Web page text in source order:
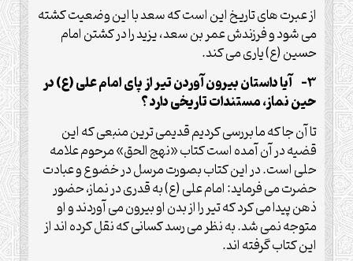
از عبرت های تاریخ این است که سعد با این وضعیت کشته
می شود و فرزندش عمر بن سعد، یزید را در کشتن امام
حسین (ع) یاری می کند.
3- آیا داستان بیرون آوردن تیر از پای امام علی (ع) در
حین نماز، مستندات تاریخی دارد ؟
تا آن جا که ما بررسی کردیم قدیمی ترین منبعی که این
قضیه در آن آمده است کتاب «نهج الحق» مرحوم علامه
حلی است. در این کتاب بصورت مرسل در خضوع و عبادت
حضرت می فرماید: امام علی (ع) به قدری در نماز، حضور
ذهن پیدا می کرد که تیر را از بدن او بیرون می آوردند و او
متوجه نمی شد. به نظر می رسد کسانی که نقل کرده اند از
این کتاب گرفته اند.